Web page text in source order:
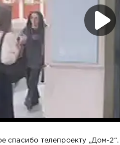
спасибо телепроекту „Дом-2“.